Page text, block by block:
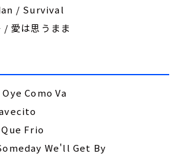
/ Survival
/ 愛は思うまま
Como Va
Frio
We'll Get By